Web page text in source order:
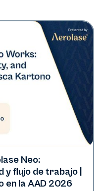
Neo:
flujo de trabajo |
en la AAD 2026